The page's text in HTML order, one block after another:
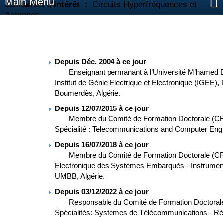
Domaines d'intérêt : Circuits Hyperfréquences et
Antennes
https://scholar.google.com/citations?
user=RzD3vM4AAAAJ&hl=fr&safe=strict
Depuis Déc. 2004 à ce jour
Enseignant permanant à l’Université M’hamed
Institut de Génie Electrique et Electronique (IGEE),
Boumerdès, Algérie.
Depuis 12/07/2015 à ce jour
Membre du Comité de Formation Doctorale
Spécialité : Telecommunications and Computer
Depuis 16/07/2018 à ce jour
Membre du Comité de Formation Doctorale
Electronique des Systèmes Embarqués -
UMBB, Algérie.
Depuis 03/12/2022 à ce jour
Responsable du Comité de Formation
Spécialités: Systèmes de Télécommunications -